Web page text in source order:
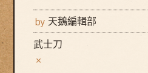
by 天鵝編輯部
武士刀
×